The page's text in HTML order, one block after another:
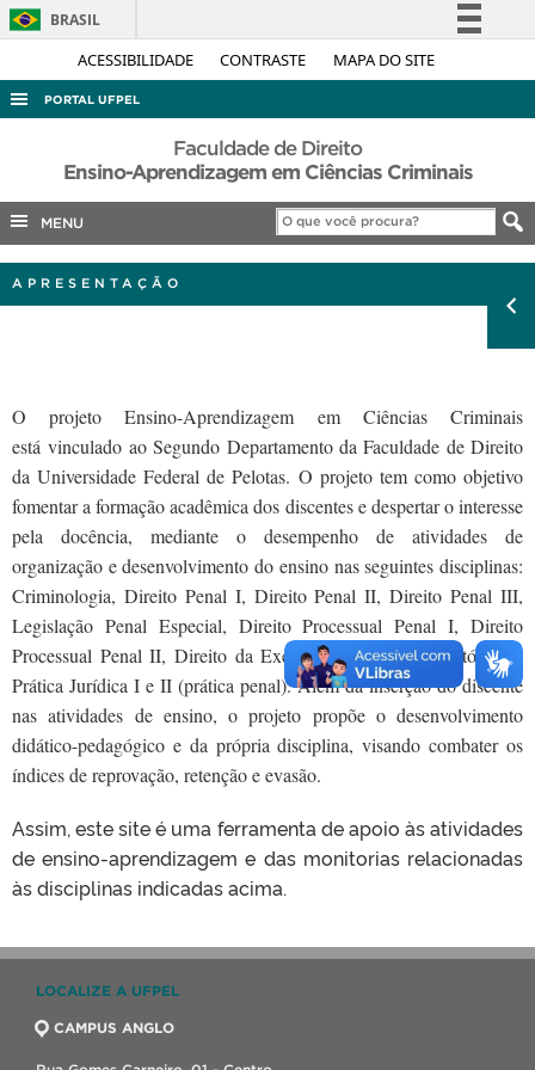
ACESSIBILIDADE CONTRASTE MAPA DO SITE
BRASIL
Simplifique!
Acesso à informação
Legislação
Canais
PORTAL UFPEL
ACESSO À INFORMAÇÃO
AUDITORIA
COBALTO
CONCURSOS
PORTARIAS
Faculdade de Direito
Ensino-Aprendizagem em Ciências Criminais
MENU
APRESENTAÇÃO
O projeto Ensino-Aprendizagem em Ciências Criminais
está vinculado ao Segundo Departamento da Faculdade de Direito
da Universidade Federal de Pelotas. O projeto tem como objetivo
fomentar a formação acadêmica dos discentes e despertar o interesse
pela docência, mediante o desempenho de atividades de
organização e desenvolvimento do ensino nas seguintes disciplinas:
Criminologia, Direito Penal I, Direito Penal II, Direito Penal III,
Legislação Penal Especial, Direito Processual Penal I, Direito
Processual Penal II, Direito da Execução Penal e Laboratório de
Prática Jurídica I e II (prática penal). Além da inserção do discente
nas atividades de ensino, o projeto propõe o desenvolvimento
didático-pedagógico e da própria disciplina, visando combater os
índices de reprovação, retenção e evasão.
Assim, este site é uma ferramenta de apoio às atividades
de ensino-aprendizagem e das monitorias relacionadas
às disciplinas indicadas acima.
LOCALIZE A UFPEL
CAMPUS ANGLO